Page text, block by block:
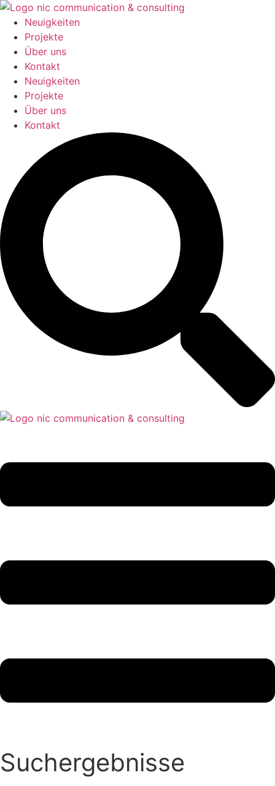
Zum
Inhalt
springen
Neuigkeiten
Projekte
Über uns
Kontakt
Neuigkeiten
Projekte
Über uns
Kontakt
Suchergebnisse